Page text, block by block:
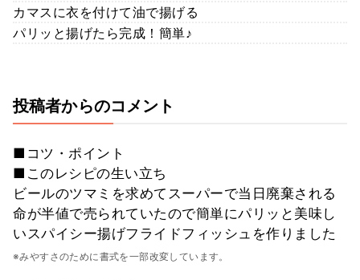
カマスに衣を付けて油で揚げる
パリッと揚げたら完成！簡単♪
投稿者からのコメント
■コツ・ポイント
■このレシピの生い立ち
ビールのツマミを求めてスーパーで当日廃棄される
命が半値で売られていたので簡単にパリッと美味し
いスパイシー揚げフライドフィッシュを作りました
※みやすさのために書式を一部改変しています。